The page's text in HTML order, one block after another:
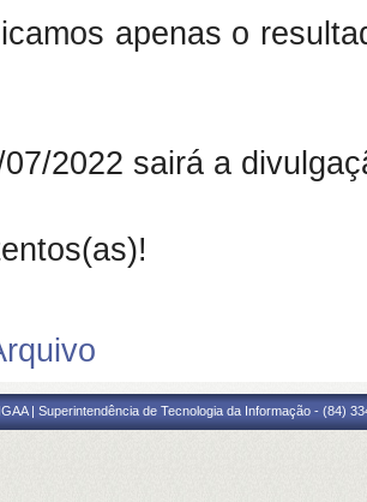
apenas o
2022 sairá a
| Superintendência de Tecnologia da Informação - (84)